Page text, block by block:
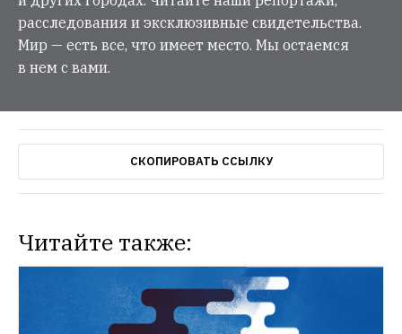
расследования и эксклюзивные свидетельства.
Мир — есть все, что имеет место. Мы остаемся
в нем с вами.
СКОПИРОВАТЬ ССЫЛКУ
Читайте также:
НОВОЕ МЕСТО